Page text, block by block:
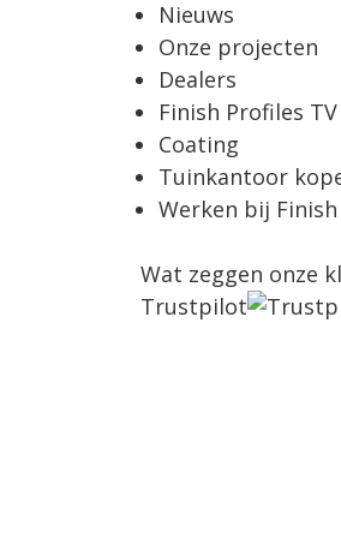
Nieuws
Onze projecten
Dealers
Finish Profiles TV
Coating
Tuinkantoor
Werken bij
Wat zeggen onze
Trustpilot